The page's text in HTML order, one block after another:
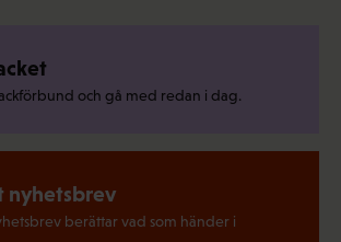
och gå med redan i dag.
nyhetsbrev
berättar vad som händer i